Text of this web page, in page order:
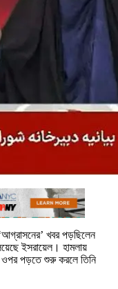
‘আগ্রাসনের’ খবর পড়ছিলেন
ইসরায়েল। হামলায়
ওপর পড়তে শুরু করলে তিনি